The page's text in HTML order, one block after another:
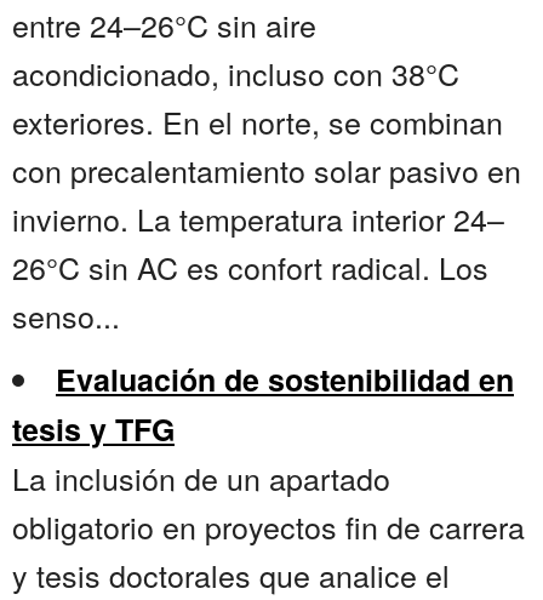
entre 24–26°C sin aire
acondicionado, incluso con 38°C
exteriores. En el norte, se combinan
con precalentamiento solar pasivo en
invierno. La temperatura interior 24–
26°C sin AC es confort radical. Los
senso...
Evaluación de sostenibilidad en
tesis y TFG
La inclusión de un apartado
obligatorio en proyectos fin de carrera
y tesis doctorales que analice el